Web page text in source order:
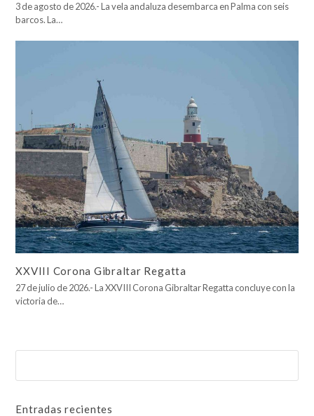
3 de agosto de 2026.- La vela andaluza desembarca en Palma con seis
barcos. La…
XXVIII Corona Gibraltar Regatta
27 de julio de 2026.- La XXVIII Corona Gibraltar Regatta concluye con la
victoria de…
Entradas recientes